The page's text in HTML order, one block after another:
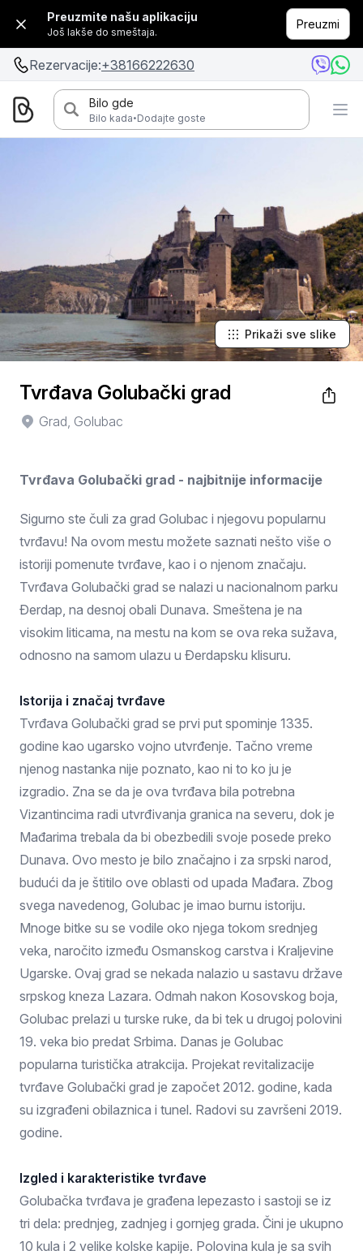
Preuzmite našu aplikaciju
Još lakše do smeštaja.
Preuzmi
Rezervacije:+38166222630
Bilo gde
Bilo kada·Dodajte goste
Prikaži sve slike
Tvrđava Golubački grad
Grad, Golubac
Tvrđava Golubački grad - najbitnije informacije
Sigurno ste čuli za grad Golubac i njegovu popularnu
tvrđavu! Na ovom mestu možete saznati nešto više o
istoriji pomenute tvrđave, kao i o njenom značaju.
Tvrđava Golubački grad se nalazi u nacionalnom parku
Đerdap, na desnoj obali Dunava. Smeštena je na
visokim liticama, na mestu na kom se ova reka sužava,
odnosno na samom ulazu u Đerdapsku klisuru.
Istorija i značaj tvrđave
Tvrđava Golubački grad se prvi put spominje 1335.
godine kao ugarsko vojno utvrđenje. Tačno vreme
njenog nastanka nije poznato, kao ni to ko ju je
izgradio. Zna se da je ova tvrđava bila potrebna
Vizantincima radi utvrđivanja granica na severu, dok je
Mađarima trebala da bi obezbedili svoje posede preko
Dunava. Ovo mesto je bilo značajno i za srpski narod,
budući da je štitilo ove oblasti od upada Mađara. Zbog
svega navedenog, Golubac je imao burnu istoriju.
Mnoge bitke su se vodile oko njega tokom srednjeg
veka, naročito između Osmanskog carstva i Kraljevine
Ugarske. Ovaj grad se nekada nalazio u sastavu države
srpskog kneza Lazara. Odmah nakon Kosovskog boja,
Golubac prelazi u turske ruke, da bi tek u drugoj polovini
19. veka bio predat Srbima. Danas je Golubac
popularna turistička atrakcija. Projekat revitalizacije
tvrđave Golubački grad je započet 2012. godine, kada
su izgrađeni obilaznica i tunel. Radovi su završeni 2019.
godine.
Izgled i karakteristike tvrđave
Golubačka tvrđava je građena lepezasto i sastoji se iz
tri dela: prednjeg, zadnjeg i gornjeg grada. Čini je ukupno
10 kula i 2 velike kolske kapije. Polovina kula je sa svih